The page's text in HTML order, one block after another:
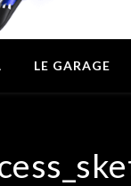
LE GARAGE